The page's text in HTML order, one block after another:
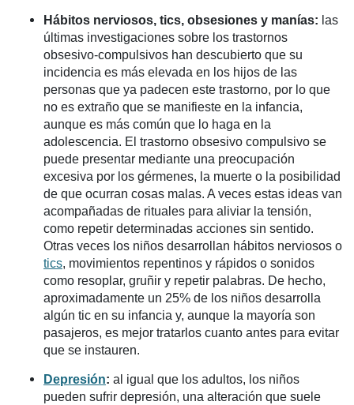
Hábitos nerviosos, tics, obsesiones y manías: las
últimas investigaciones sobre los trastornos
obsesivo-compulsivos han descubierto que su
incidencia es más elevada en los hijos de las
personas que ya padecen este trastorno, por lo que
no es extraño que se manifieste en la infancia,
aunque es más común que lo haga en la
adolescencia. El trastorno obsesivo compulsivo se
puede presentar mediante una preocupación
excesiva por los gérmenes, la muerte o la posibilidad
de que ocurran cosas malas. A veces estas ideas van
acompañadas de rituales para aliviar la tensión,
como repetir determinadas acciones sin sentido.
Otras veces los niños desarrollan hábitos nerviosos o
tics, movimientos repentinos y rápidos o sonidos
como resoplar, gruñir y repetir palabras. De hecho,
aproximadamente un 25% de los niños desarrolla
algún tic en su infancia y, aunque la mayoría son
pasajeros, es mejor tratarlos cuanto antes para evitar
que se instauren.
Depresión: al igual que los adultos, los niños
pueden sufrir depresión, una alteración que suele